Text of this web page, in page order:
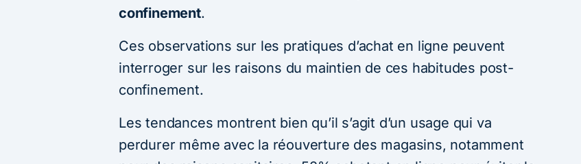
confinement.
Ces observations sur les pratiques d’achat en ligne peuvent
interroger sur les raisons du maintien de ces habitudes post-
confinement.
Les tendances montrent bien qu’il s’agit d’un usage qui va
perdurer même avec la réouverture des magasins, notamment